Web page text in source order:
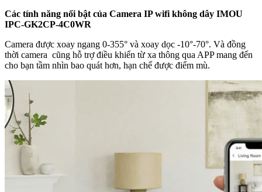
Các tính năng nổi bật của Camera IP wifi không dây IMOU
IPC-GK2CP-4C0WR
Camera được xoay ngang 0-355° và xoay dọc -10°-70°. Và đồng
thời camera cũng hỗ trợ điều khiển từ xa thông qua APP mang đến
cho bạn tầm nhìn bao quát hơn, hạn chế được điểm mù.